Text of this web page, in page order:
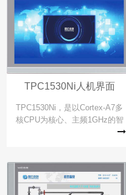
TPC1530Ni人机界面
TPC1530Ni，是以Cortex-A7多
核CPU为核心、主频1GHz的智
能物联网触摸屏，该产品设计采
摸屏，同时还预装了McgsPro组
态软件（运行版）